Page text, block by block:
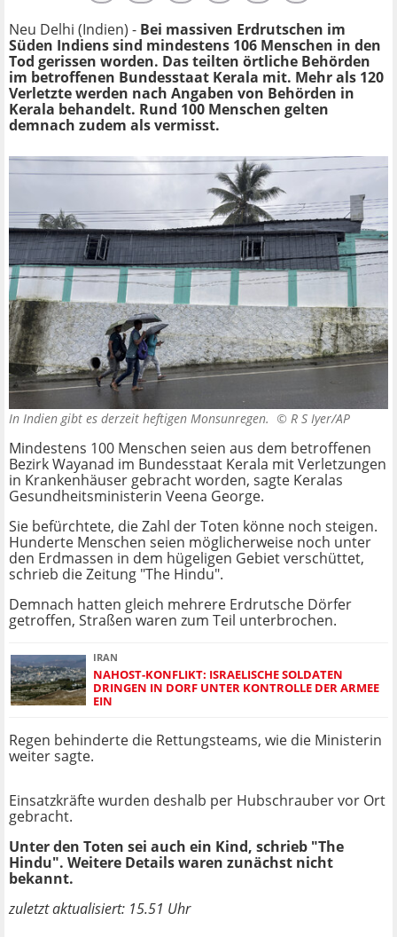
Neu Delhi (Indien) - Bei massiven Erdrutschen im
Süden Indiens sind mindestens 106 Menschen in den
Tod gerissen worden. Das teilten örtliche Behörden
im betroffenen Bundesstaat Kerala mit. Mehr als 120
Verletzte werden nach Angaben von Behörden in
Kerala behandelt. Rund 100 Menschen gelten
demnach zudem als vermisst.
In Indien gibt es derzeit heftigen Monsunregen. © R S Iyer/AP
Mindestens 100 Menschen seien aus dem betroffenen
Bezirk Wayanad im Bundesstaat Kerala mit Verletzungen
in Krankenhäuser gebracht worden, sagte Keralas
Gesundheitsministerin Veena George.
Sie befürchtete, die Zahl der Toten könne noch steigen.
Hunderte Menschen seien möglicherweise noch unter
den Erdmassen in dem hügeligen Gebiet verschüttet,
schrieb die Zeitung "The Hindu".
Demnach hatten gleich mehrere Erdrutsche Dörfer
getroffen, Straßen waren zum Teil unterbrochen.
IRAN
NAHOST-KONFLIKT: ISRAELISCHE SOLDATEN
DRINGEN IN DORF UNTER KONTROLLE DER ARMEE
EIN
Regen behinderte die Rettungsteams, wie die Ministerin
weiter sagte.
Einsatzkräfte wurden deshalb per Hubschrauber vor Ort
gebracht.
Unter den Toten sei auch ein Kind, schrieb "The
Hindu". Weitere Details waren zunächst nicht
bekannt.
zuletzt aktualisiert: 15.51 Uhr